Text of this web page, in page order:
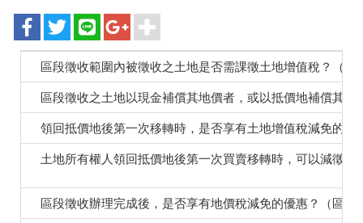
區段徵收範圍內被徵收之土地是否需課徵土地增值稅？（平
區段徵收之土地以現金補償其地價者，或以抵價地補償其
領回抵價地後第一次移轉時，是否享有土地增值稅減免的優
土地所有權人領回抵價地後第一次買賣移轉時，可以減徵土
區段徵收辦理完成後，是否享有地價稅減免的優惠？（區段